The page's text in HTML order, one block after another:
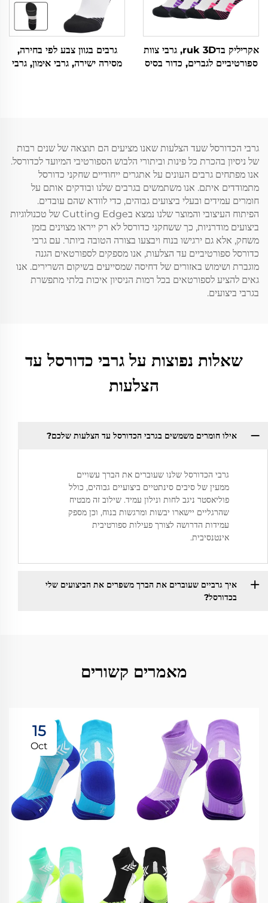
אקריליק בדruk 3D, גרבי צוות
ספורטיביים לגברים, כדור בסיס
גרבים בגוון צבע לפי בחירה,
מסירה ישירה, גרבי אימון, גרבי
גרבי הכדורסל שעד הצלעות שאנו מציעים הם תוצאה של שנים רבות
של ניסיון בהכרת כל פינות וביתורי הלבוש הספורטיבי המיועד לכדורסל.
אנו מפתחים גרבים העונים על אתגרים ייחודיים שחקני כדורסל
מתמודדים איתם. אנו משתמשים בגרבים שלנו ובודקים אותם על
חומרים עמידים ובעלי ביצועים גבוהים, כדי לוודא שהם עובדים.
הפיתוח העיצובי והמוצר שלנו נמצא בCutting Edge של טכנולוגיות
ביצועים מודרניות, כך ששחקני כדורסל לא רק ייראו מצוינים בזמן
משחק, אלא גם ירגישו בנוח ויבצעו בצורה הטובה ביותר. עם גרבי
כדורסל ספורטיביים עד הצלעות, אנו מספקים לספורטאים הגנה
מוגברת ושימוש באזורים של דחיסה שמסייעים בשיקום השרירים. אנו
גאים להציע לספורטאים בכל רמות הניסיון איכות בלתי מתפשרת
בגרבי ביצועים.
שאלות נפוצות על גרבי כדורסל עד
הצלעות
אילו חומרים משמשים בגרבי הכדורסל עד הצלעות שלכם?
גרבי הכדורסל שלנו שעוברים את הברך עשויים
ממעין של סיבים סינתטיים ביצועיים גבוהים, כולל
פוליאסטר ניגב לחות ונילון עמיד. שילוב זה מבטיח
שהרגליים יישארו יבשות ומרגשות בנוח, וכן מספק
עמידות הדרושה לצורך פעילות ספורטיבית
אינטנסיבית.
איך גרביים שעוברים את הברך משפרים את הביצועים שלי
בכדורסל?
מאמרים קשורים
15
Oct